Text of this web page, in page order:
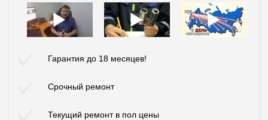
Гарантия до 18 месяцев!
Срочный ремонт
Текущий ремонт в пол цены